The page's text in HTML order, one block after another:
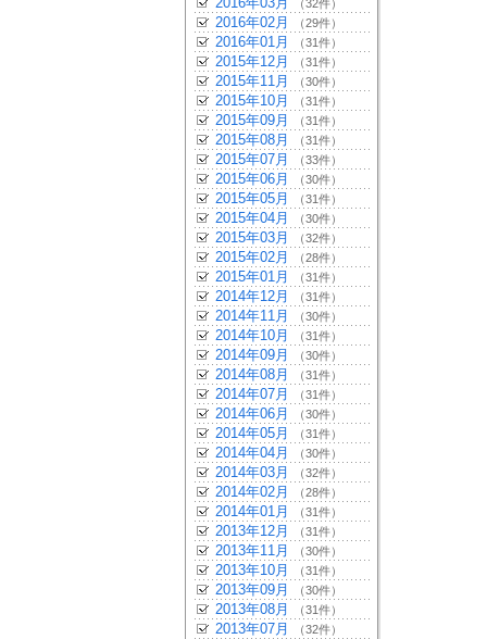
（32件）
2016年02月 （29件）
2016年01月 （31件）
2015年12月 （31件）
2015年11月 （30件）
2015年10月 （31件）
2015年09月 （31件）
2015年08月 （31件）
2015年07月 （33件）
2015年06月 （30件）
2015年05月 （31件）
2015年04月 （30件）
2015年03月 （32件）
2015年02月 （28件）
2015年01月 （31件）
2014年12月 （31件）
2014年11月 （30件）
2014年10月 （31件）
2014年09月 （30件）
2014年08月 （31件）
2014年07月 （31件）
2014年06月 （30件）
2014年05月 （31件）
2014年04月 （30件）
2014年03月 （32件）
2014年02月 （28件）
2014年01月 （31件）
2013年12月 （31件）
2013年11月 （30件）
2013年10月 （31件）
2013年09月 （30件）
2013年08月 （31件）
2013年07月 （32件）